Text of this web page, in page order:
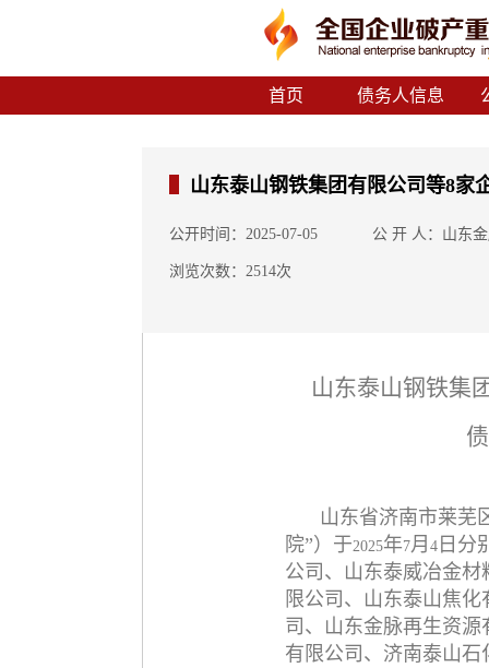
首页 债务人信息
山东泰山钢铁集团有限公司等8家
公开时间：2025-07-05 公 开 人：山东
浏览次数：2514次
山东泰山钢铁集
山东省济南市莱芜
院”）于2025年7月 4 日分
公司、山东泰威冶金
限公司、山东泰山焦
司、山东金脉再生资
有限公司、济南泰山